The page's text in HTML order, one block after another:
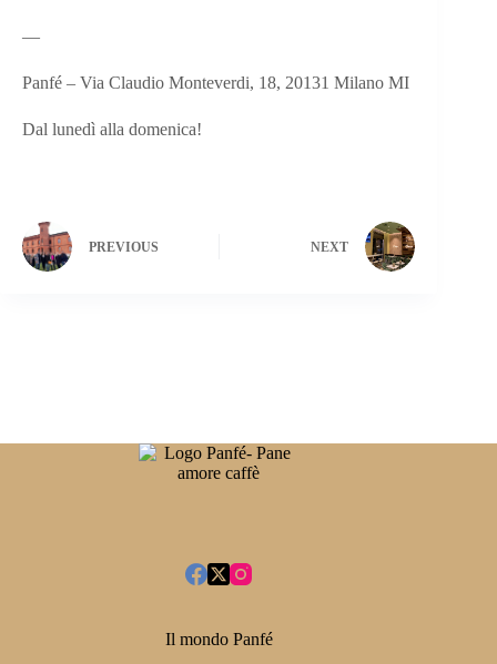
—
Panfé – Via Claudio Monteverdi, 18, 20131 Milano MI
Dal lunedì alla domenica!
PREVIOUS NEXT
Il mondo Panfé